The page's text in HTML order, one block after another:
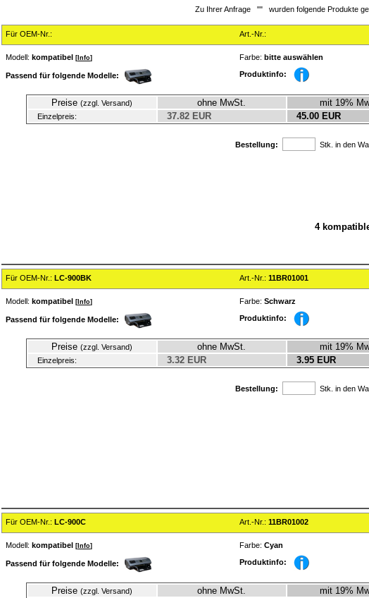
Zu Ihrer Anfrage "" wurden folgende Produkte
Für OEM-Nr.: Art.-Nr.:
Modell: kompatibel [ Info] Farbe: bitte auswählen
Passend für folgende Modelle: Produktinfo:
Preise (zzgl. Versand) ohne MwSt. mit 19%
Einzelpreis: 37.82 EUR 45.00 EUR
Bestellung: Stk. in den
4
Für OEM-Nr.: LC-900BK Art.-Nr.: 11BR01001
Modell: kompatibel [ Info] Farbe: Schwarz
Passend für folgende Modelle: Produktinfo:
Preise (zzgl. Versand) ohne MwSt. mit 19%
Einzelpreis: 3.32 EUR 3.95 EUR
Bestellung: Stk. in den
Für OEM-Nr.: LC-900C Art.-Nr.: 11BR01002
Modell: kompatibel [ Info] Farbe: Cyan
Passend für folgende Modelle: Produktinfo:
Preise (zzgl. Versand) ohne MwSt. mit 19%